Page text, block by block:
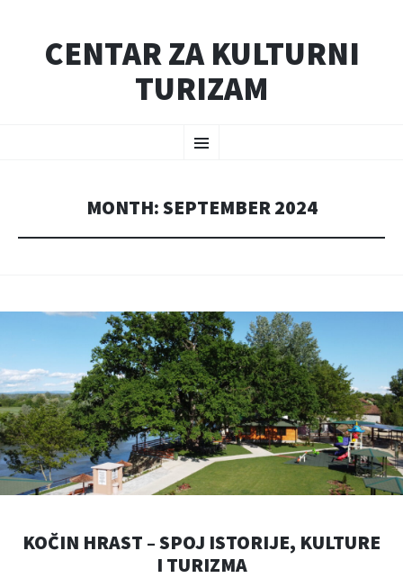
CENTAR ZA KULTURNI
TURIZAM
Menu
TO
MONTH:SEPTEMBER 2024
KOČIN HRAST – SPOJ ISTORIJE, KULTURE
I TURIZMA